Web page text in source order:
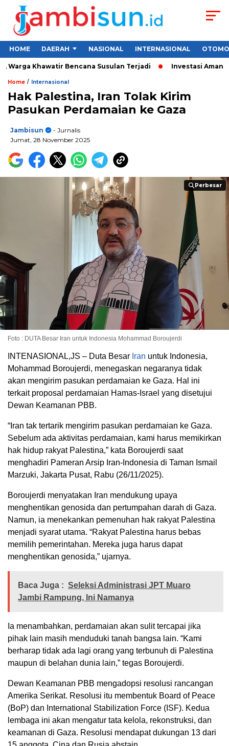
HOME DAERAH NASIONAL INTERNASIONAL
Khawatir Bencana Susulan Terjadi Investasi Aman
Home / Internasional
Hak Palestina, Iran Tolak Kirim
Pasukan Perdamaian ke Gaza
Jambisun
- Jurnalis
Jumat, 28 November 2025
Perbesar
Perbesar
Foto : DUTA Besar Iran untuk Indonesia Mohammad Boroujerdi
INTENASIONAL,JS – Duta Besar Iran untuk Indonesia,
Mohammad Boroujerdi, menegaskan negaranya tidak
akan mengirim pasukan perdamaian ke Gaza. Hal ini
terkait proposal perdamaian Hamas-Israel yang disetujui
Dewan Keamanan PBB.
“Iran tak tertarik mengirim pasukan perdamaian ke Gaza.
Sebelum ada aktivitas perdamaian, kami harus memikirkan
hak hidup rakyat Palestina,” kata Boroujerdi saat
menghadiri Pameran Arsip Iran-Indonesia di Taman Ismail
Marzuki, Jakarta Pusat, Rabu (26/11/2025).
Boroujerdi menyatakan Iran mendukung upaya
menghentikan genosida dan pertumpahan darah di Gaza.
Namun, ia menekankan pemenuhan hak rakyat Palestina
menjadi syarat utama. “Rakyat Palestina harus bebas
memilih pemerintahan. Mereka juga harus dapat
menghentikan genosida,” ujarnya.
Baca Juga : Seleksi Administrasi JPT Muaro
Jambi Rampung, Ini Namanya
Ia menambahkan, perdamaian akan sulit tercapai jika
pihak lain masih menduduki tanah bangsa lain. “Kami
berharap tidak ada lagi orang yang terbunuh di Palestina
maupun di belahan dunia lain,” tegas Boroujerdi.
Dewan Keamanan PBB mengadopsi resolusi rancangan
Amerika Serikat. Resolusi itu membentuk Board of Peace
(BoP) dan International Stabilization Force (ISF). Kedua
lembaga ini akan mengatur tata kelola, rekonstruksi, dan
keamanan di Gaza. Resolusi mendapat dukungan 13 dari